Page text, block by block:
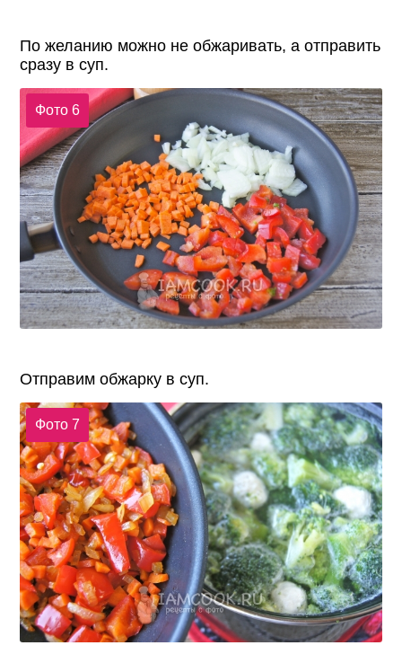
По желанию можно не обжаривать, а отправить
сразу в суп.
Фото 6
Отправим обжарку в суп.
Фото 7